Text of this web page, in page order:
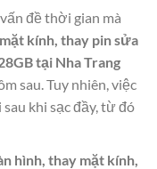
đề thời gian mà
kính, thay pin sửa
tại Nha Trang
sau. Tuy nhiên, việc
khi sạc đầy, từ đó
hình, thay mặt kính,